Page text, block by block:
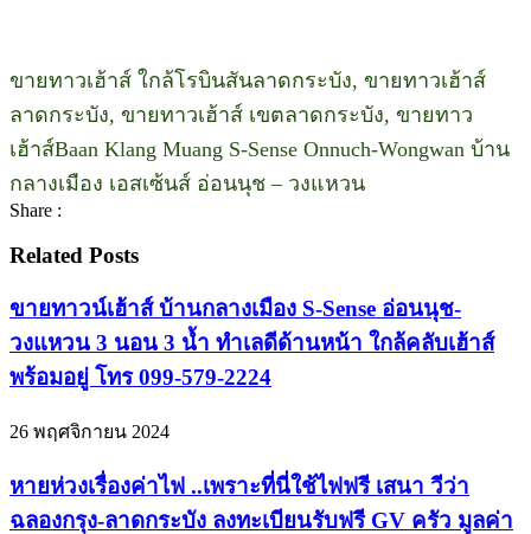
ขายทาวเฮ้าส์ ใกล้โรบินสันลาดกระบัง, ขายทาวเฮ้าส์
ลาดกระบัง, ขายทาวเฮ้าส์ เขตลาดกระบัง, ขายทาว
เฮ้าส์Baan Klang Muang S-Sense Onnuch-Wongwan บ้าน
กลางเมือง เอสเซ้นส์ อ่อนนุช – วงแหวน
Share :
Related Posts
ขายทาวน์เฮ้าส์ บ้านกลางเมือง S-Sense อ่อนนุช-
วงแหวน 3 นอน 3 น้ำ ทำเลดีด้านหน้า ใกล้คลับเฮ้าส์
พร้อมอยู่ โทร 099-579-2224
26 พฤศจิกายน 2024
หายห่วงเรื่องค่าไฟ ..เพราะที่นี่ใช้ไฟฟรี เสนา วีว่า
ฉลองกรุง-ลาดกระบัง ลงทะเบียนรับฟรี GV ครัว มูลค่า